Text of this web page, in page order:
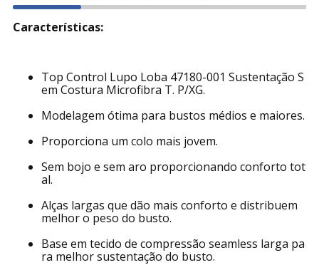
Características:
Top Control Lupo Loba 47180-001 Sustentação S
em Costura Microfibra T. P/XG.
Modelagem ótima para bustos médios e maiores.
Proporciona um colo mais jovem.
Sem bojo e sem aro proporcionando conforto tot
al.
Alças largas que dão mais conforto e distribuem
melhor o peso do busto.
Base em tecido de compressão seamless larga pa
ra melhor sustentação do busto.